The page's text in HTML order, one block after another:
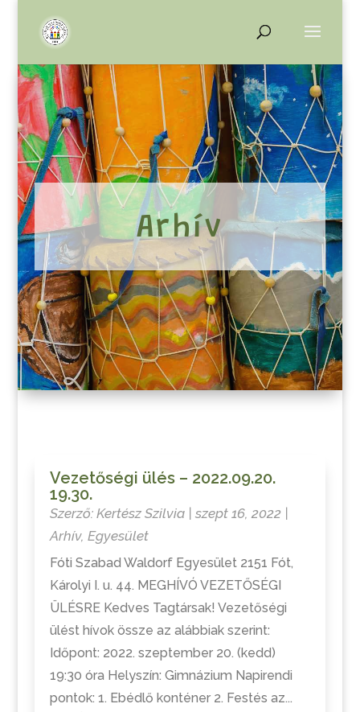
Arhív
Vezetőségi ülés – 2022.09.20.
19.30.
Szerző: Kertész Szilvia| szept 16, 2022|
Arhív, Egyesület
Fóti Szabad Waldorf Egyesület 2151 Fót,
Károlyi I. u. 44. MEGHÍVÓ VEZETŐSÉGI
ÜLÉSRE Kedves Tagtársak! Vezetőségi
ülést hívok össze az alábbiak szerint:
Időpont: 2022. szeptember 20. (kedd)
19:30 óra Helyszín: Gimnázium Napirendi
pontok: 1. Ebédlő konténer 2. Festés az...